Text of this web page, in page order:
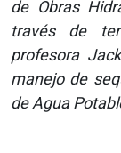
de Obras
través de
profesora
manejo de
de Agua